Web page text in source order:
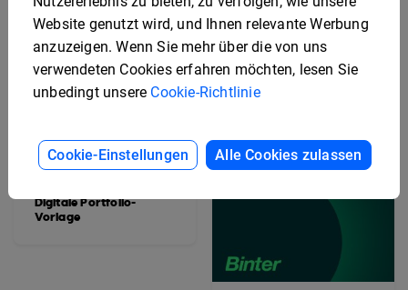
Digitale Portfolio-
Vorlage
Website genutzt wird, und Ihnen relevante Werbung
anzuzeigen. Wenn Sie mehr über die von uns
verwendeten Cookies erfahren möchten, lesen Sie
unbedingt unsere Cookie-Richtlinie
Cookie-Einstellungen Alle Cookies zulassen